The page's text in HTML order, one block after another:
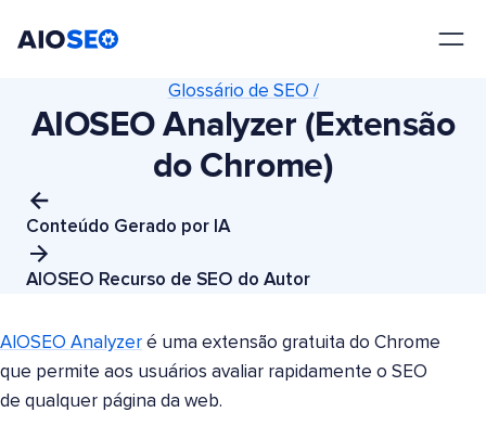
Conteúdo Gerado por IA
Glossário de SEO /
AIOSEO Analyzer (Extensão
do Chrome)
AIOSEO Recurso de SEO do Autor
AIOSEO Analyzer é uma extensão gratuita do Chrome
que permite aos usuários avaliar rapidamente o SEO
de qualquer página da web.